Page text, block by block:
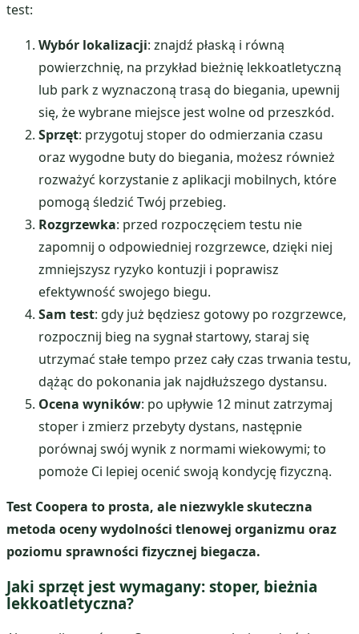
test:
Wybór lokalizacji: znajdź płaską i równą
powierzchnię, na przykład bieżnię lekkoatletyczną
lub park z wyznaczoną trasą do biegania, upewnij
się, że wybrane miejsce jest wolne od przeszkód.
Sprzęt: przygotuj stoper do odmierzania czasu
oraz wygodne buty do biegania, możesz również
rozważyć korzystanie z aplikacji mobilnych, które
pomogą śledzić Twój przebieg.
Rozgrzewka: przed rozpoczęciem testu nie
zapomnij o odpowiedniej rozgrzewce, dzięki niej
zmniejszysz ryzyko kontuzji i poprawisz
efektywność swojego biegu.
Sam test: gdy już będziesz gotowy po rozgrzewce,
rozpocznij bieg na sygnał startowy, staraj się
utrzymać stałe tempo przez cały czas trwania testu,
dążąc do pokonania jak najdłuższego dystansu.
Ocena wyników: po upływie 12 minut zatrzymaj
stoper i zmierz przebyty dystans, następnie
porównaj swój wynik z normami wiekowymi; to
pomoże Ci lepiej ocenić swoją kondycję fizyczną.
Test Coopera to prosta, ale niezwykle skuteczna
metoda oceny wydolności tlenowej organizmu oraz
poziomu sprawności fizycznej biegacza.
Jaki sprzęt jest wymagany: stoper, bieżnia
lekkoatletyczna?